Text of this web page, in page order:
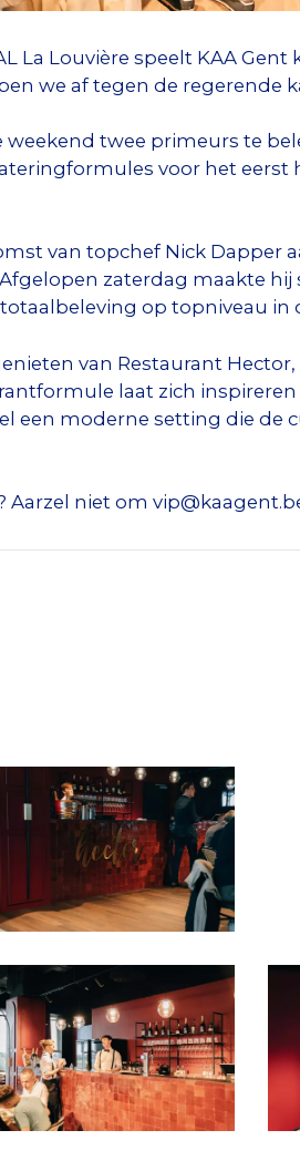
La Louvière speelt KAA
we af tegen de regerende
twee primeurs te
voor het eerst
van topchef Nick Dapper
zaterdag maakte
op topniveau in
van Restaurant
laat zich
een moderne setting die de
niet om